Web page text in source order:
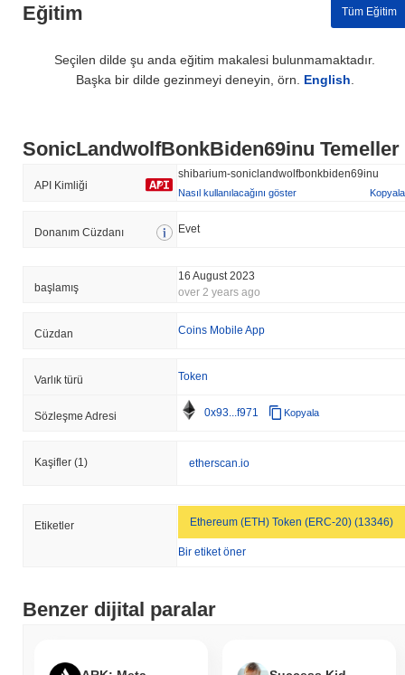
Eğitim Tüm Eğitim
Seçilen dilde şu anda eğitim makalesi bulunmamaktadır.
Başka bir dilde gezinmeyi deneyin, örn. English
SonicLandwolfBonkBiden69inu Temeller
API Kimliği
shibarium-soniclandwolfbonkbiden69inu
Kopyala
Nasıl kullanılacağını göster
Donanım Cüzdanı Evet
başlamış
16 August 2023
over 2 years ago
Cüzdan Coins Mobile App
Varlık türü Token
Sözleşme Adresi 0x93...f971 Kopyala
Kaşifler (1) etherscan.io
Etiketler Ethereum (ETH) Token (ERC-20) (13346)
Bir etiket öner
Benzer dijital paralar